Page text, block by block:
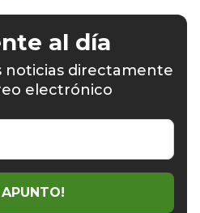
al día
noticias directamente
electrónico
APUNTO!